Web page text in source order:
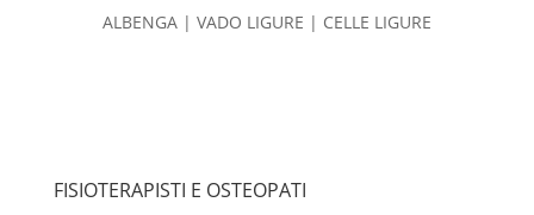
ALBENGA | VADO LIGURE | CELLE LIGURE
FISIOTERAPISTI E OSTEOPATI